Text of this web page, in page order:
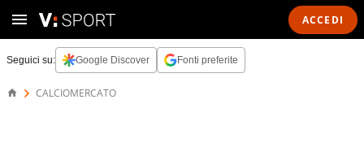
ACCEDI
Seguici su: Google Discover Fonti preferite
CALCIOMERCATO